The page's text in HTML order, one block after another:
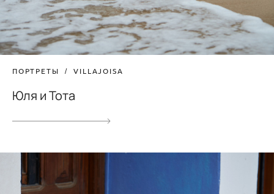
ПОРТРЕТЫ VILLAJOISA
Юля и Тота